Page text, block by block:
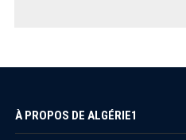
À PROPOS DE ALGÉRIE1